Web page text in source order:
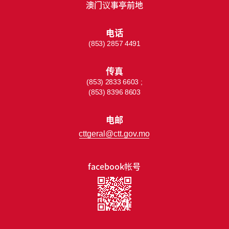
facebook帐号
澳门议事亭前地
电话
(853) 2857 4491
传真
(853) 2833 6603 ;
(853) 8396 8603
电邮
cttgeral@ctt.gov.mo